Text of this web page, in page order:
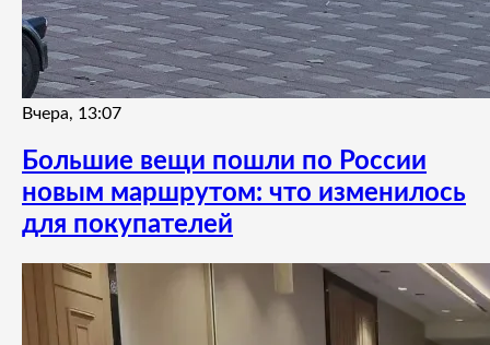
Вчера, 13:07
Большие вещи пошли по России
новым маршрутом: что изменилось
для покупателей